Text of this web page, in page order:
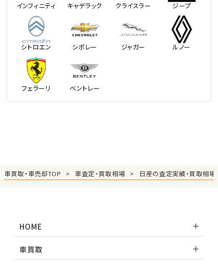
インフィニティ キャデラック クライスラー ジープ
シトロエン シボレー ジャガー ルノー
フェラーリ ベントレー
車買取・車売却TOP 車査定・買取相場 日産の査定実績・買取相場
HOME
車買取